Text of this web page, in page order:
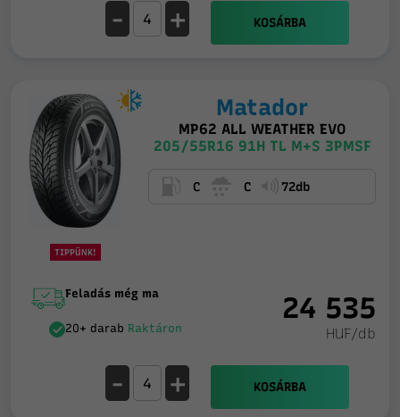
- + KOSÁRBA
TIPPÜNK!
Matador
MP62 ALL WEATHER EVO
205/55R16 91H TL M+S 3PMSF
C C 72db
Feladás még ma
20+ darabRaktáron
24 535
HUF/db
- + KOSÁRBA